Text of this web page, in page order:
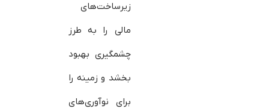
زیرساخت‌های
مالی را به طرز
چشمگیری بهبود
بخشد و زمینه را
برای نوآوری‌های